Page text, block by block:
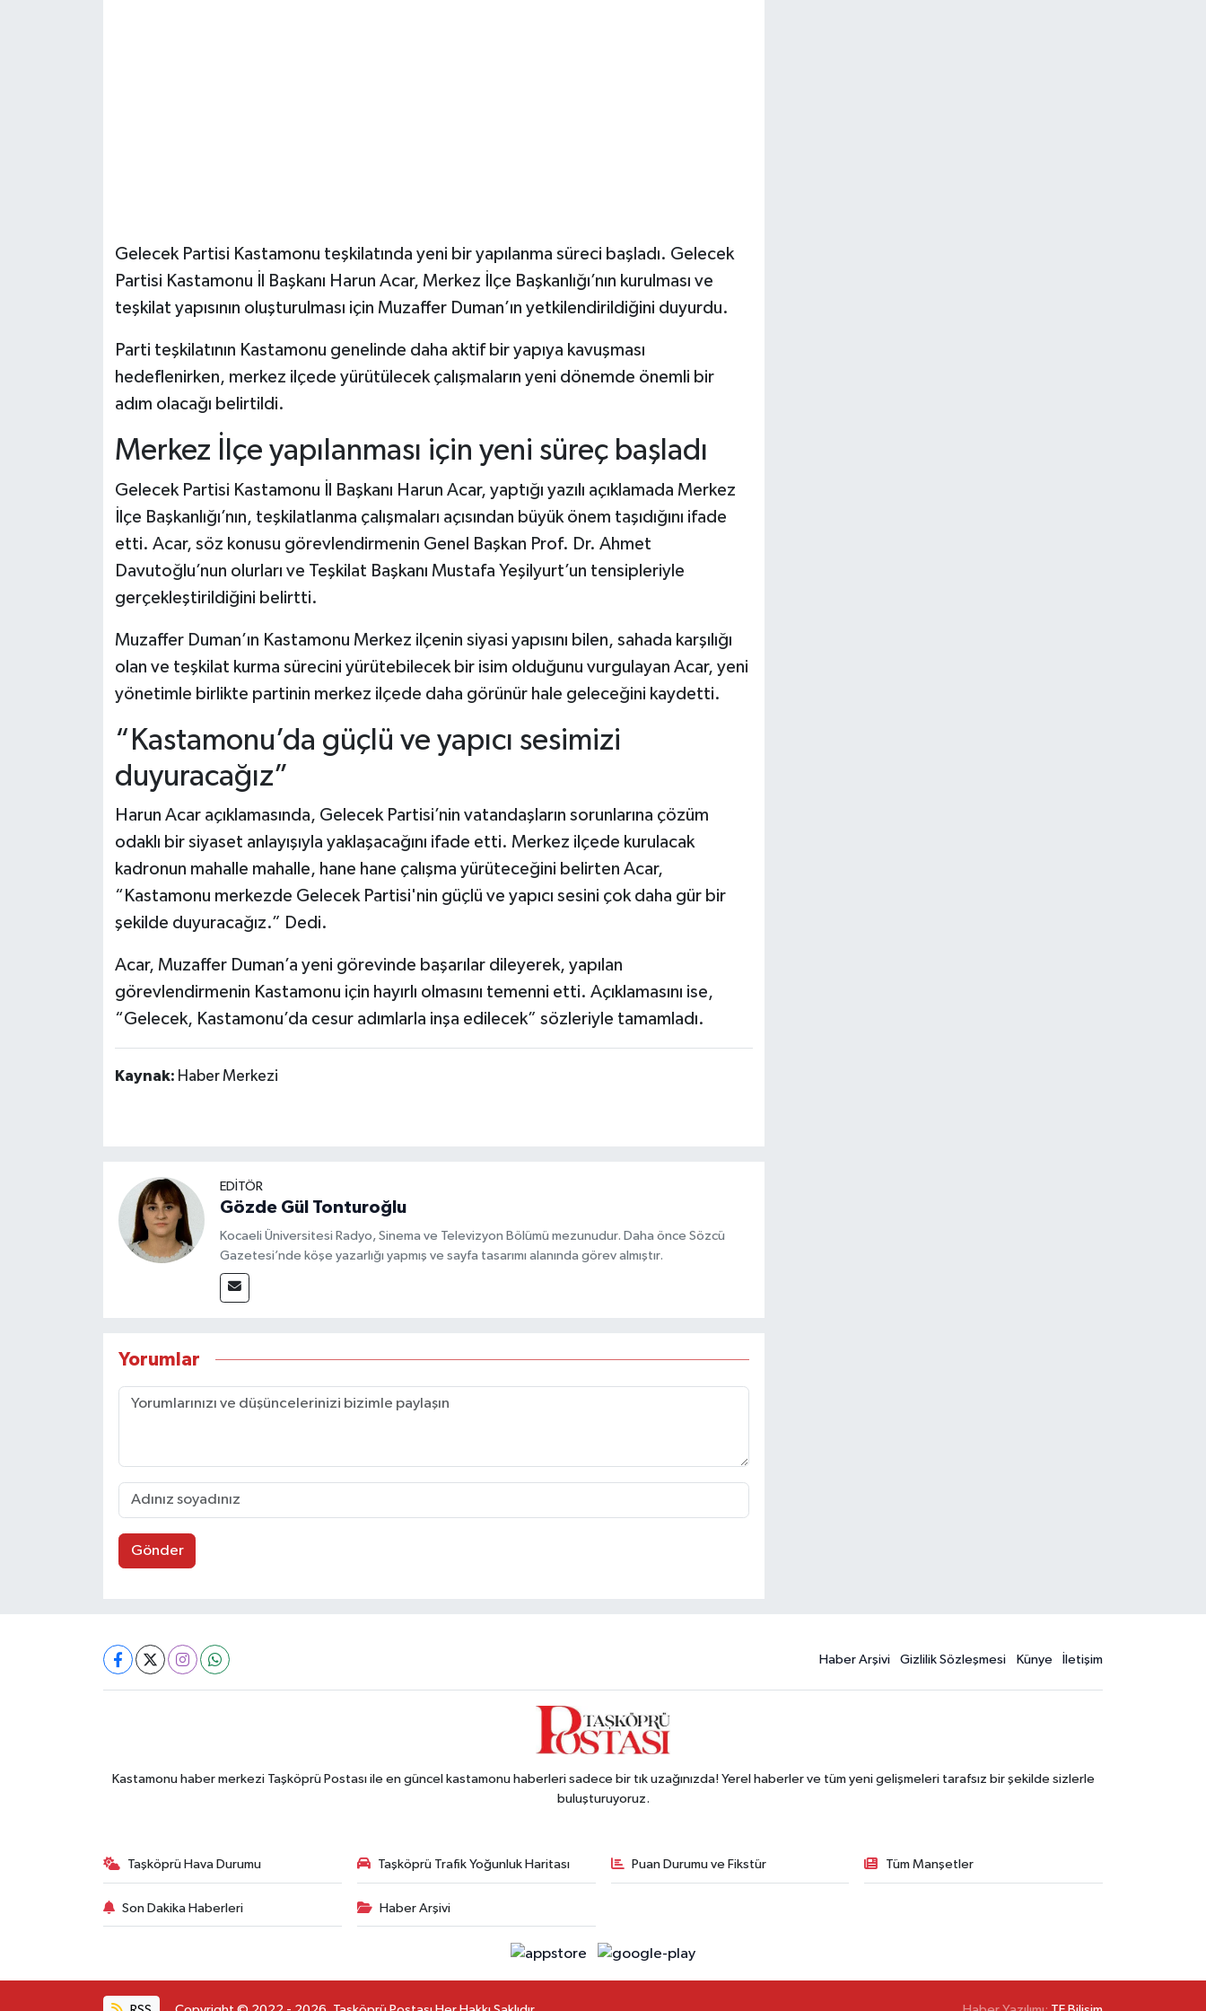
Gelecek Partisi Kastamonu teşkilatında yeni bir yapılanma süreci başladı. Gelecek
Partisi Kastamonu İl Başkanı Harun Acar, Merkez İlçe Başkanlığı’nın kurulması ve
teşkilat yapısının oluşturulması için Muzaffer Duman’ın yetkilendirildiğini duyurdu.
Parti teşkilatının Kastamonu genelinde daha aktif bir yapıya kavuşması
hedeflenirken, merkez ilçede yürütülecek çalışmaların yeni dönemde önemli bir
adım olacağı belirtildi.
Merkez İlçe yapılanması için yeni süreç başladı
Gelecek Partisi Kastamonu İl Başkanı Harun Acar, yaptığı yazılı açıklamada Merkez
İlçe Başkanlığı’nın, teşkilatlanma çalışmaları açısından büyük önem taşıdığını ifade
etti. Acar, söz konusu görevlendirmenin Genel Başkan Prof. Dr. Ahmet
Davutoğlu’nun olurları ve Teşkilat Başkanı Mustafa Yeşilyurt’un tensipleriyle
gerçekleştirildiğini belirtti.
Muzaffer Duman’ın Kastamonu Merkez ilçenin siyasi yapısını bilen, sahada karşılığı
olan ve teşkilat kurma sürecini yürütebilecek bir isim olduğunu vurgulayan Acar, yeni
yönetimle birlikte partinin merkez ilçede daha görünür hale geleceğini kaydetti.
“Kastamonu’da güçlü ve yapıcı sesimizi
duyuracağız”
Harun Acar açıklamasında, Gelecek Partisi’nin vatandaşların sorunlarına çözüm
odaklı bir siyaset anlayışıyla yaklaşacağını ifade etti. Merkez ilçede kurulacak
kadronun mahalle mahalle, hane hane çalışma yürüteceğini belirten Acar,
“Kastamonu merkezde Gelecek Partisi'nin güçlü ve yapıcı sesini çok daha gür bir
şekilde duyuracağız.” Dedi.
Acar, Muzaffer Duman’a yeni görevinde başarılar dileyerek, yapılan
görevlendirmenin Kastamonu için hayırlı olmasını temenni etti. Açıklamasını ise,
“Gelecek, Kastamonu’da cesur adımlarla inşa edilecek” sözleriyle tamamladı.
Kaynak: Haber Merkezi
EDİTÖR
Gözde Gül Tonturoğlu
Kocaeli Üniversitesi Radyo, Sinema ve Televizyon Bölümü mezunudur. Daha önce Sözcü
Gazetesi’nde köşe yazarlığı yapmış ve sayfa tasarımı alanında görev almıştır.
Yorumlar
Gönder
Haber Arşivi Gizlilik Sözleşmesi Künye İletişim
Kastamonu haber merkezi Taşköprü Postası ile en güncel kastamonu haberleri sadece bir tık uzağınızda! Yerel haberler ve tüm yeni gelişmeleri tarafsız bir şekilde sizlerle
buluşturuyoruz.
Taşköprü Hava Durumu Taşköprü Trafik Yoğunluk Haritası Puan Durumu ve Fikstür Tüm Manşetler
Son Dakika Haberleri Haber Arşivi
Ulusal Haberler
Teknoloji Haberleri
Siyaset Haberleri
Dünya Haberleri
Yerel Haberler
Haber Arşivi